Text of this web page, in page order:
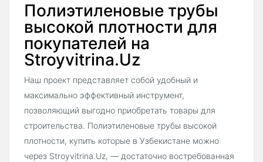
Полиэтиленовые трубы
высокой плотности для
покупателей на
Stroyvitrina.Uz
Наш проект представляет собой удобный и
максимально эффективный инструмент,
позволяющий выгодно приобретать товары для
строительства. Полиэтиленовые трубы высокой
плотности, купить которые в Узбекистане можно
через Stroyvitrina.Uz, — достаточно востребованная